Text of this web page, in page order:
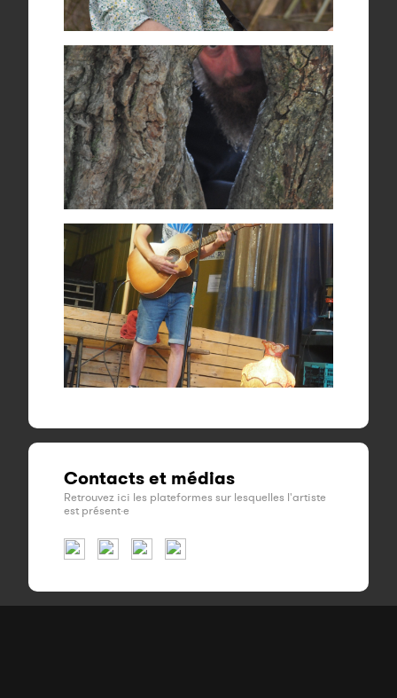
Contacts et médias
Retrouvez ici les plateformes sur lesquelles l'artiste
est présent·e